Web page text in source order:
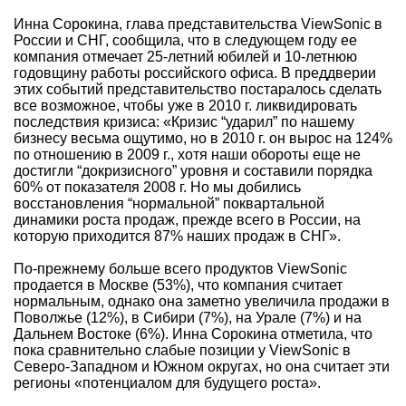
Инна Сорокина, глава представительства ViewSonic в
России и СНГ, сообщила, что в следующем году ее
компания отмечает 25-летний юбилей и 10-летнюю
годовщину работы российского офиса. В преддверии
этих событий представительство постаралось сделать
все возможное, чтобы уже в 2010 г. ликвидировать
последствия кризиса: «Кризис “ударил” по нашему
бизнесу весьма ощутимо, но в 2010 г. он вырос на 124%
по отношению в 2009 г., хотя наши обороты еще не
достигли “докризисного” уровня и составили порядка
60% от показателя 2008 г. Но мы добились
восстановления “нормальной” поквартальной
динамики роста продаж, прежде всего в России, на
которую приходится 87% наших продаж в СНГ».
По-прежнему больше всего продуктов ViewSonic
продается в Москве (53%), что компания считает
нормальным, однако она заметно увеличила продажи в
Поволжье (12%), в Сибири (7%), на Урале (7%) и на
Дальнем Востоке (6%). Инна Сорокина отметила, что
пока сравнительно слабые позиции у ViewSonic в
Северо-Западном и Южном округах, но она считает эти
регионы «потенциалом для будущего роста».